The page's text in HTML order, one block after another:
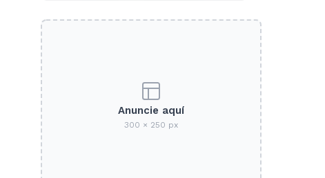
Anuncie aquí
300 × 250 px